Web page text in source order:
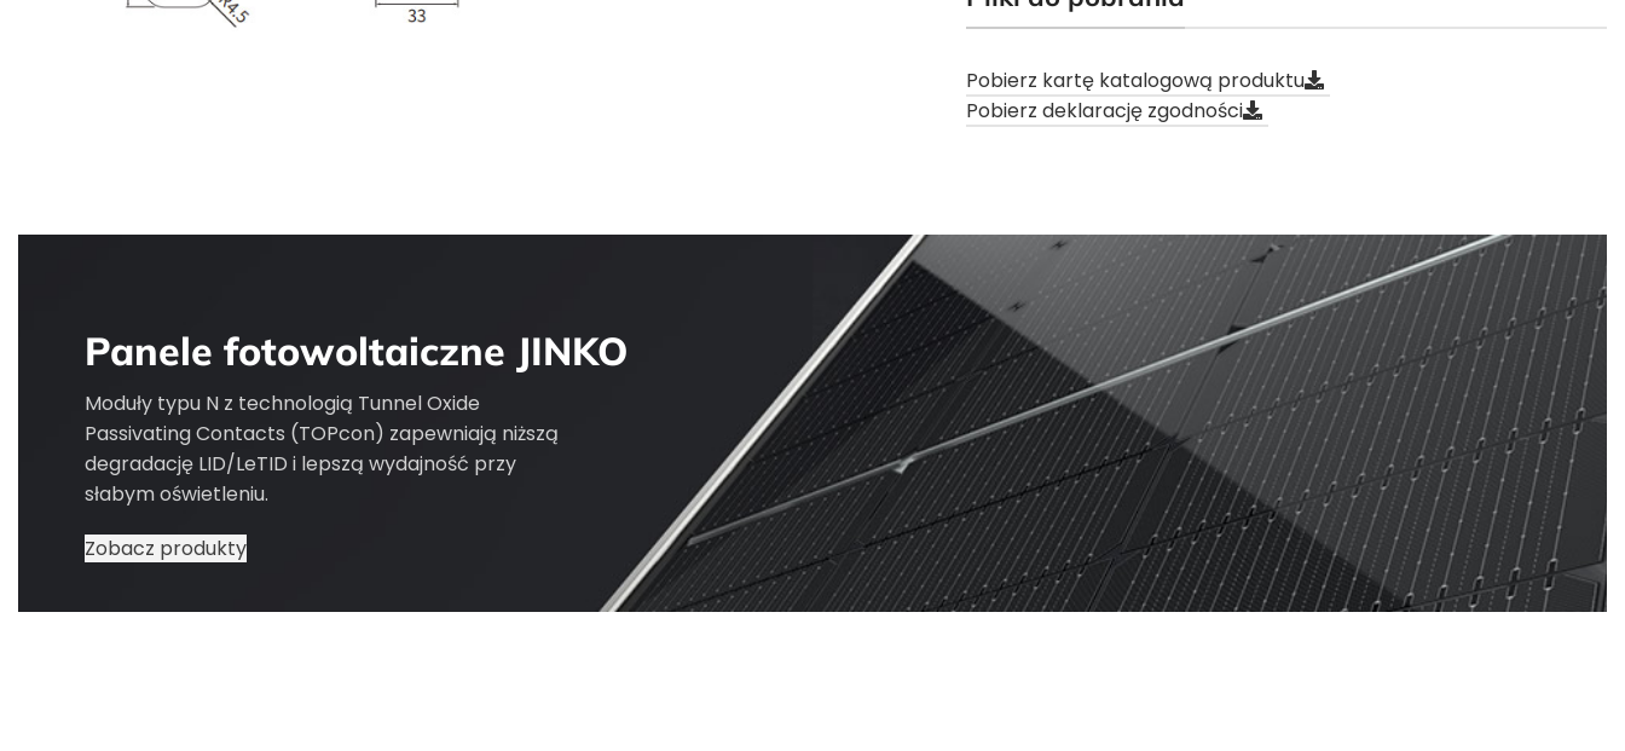
Pobierz kartę katalogową produktu
Pobierz deklarację zgodności
Panele fotowoltaiczne JINKO
Moduły typu N z technologią Tunnel Oxide
Passivating Contacts (TOPcon) zapewniają niższą
degradację LID/LeTID i lepszą wydajność przy
słabym oświetleniu.
Zobacz produkty